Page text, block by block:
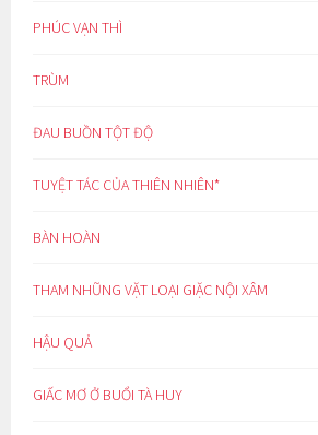
PHÚC VẠN THÌ
TRÙM
ĐAU BUỒN TỘT ĐỘ
TUYỆT TÁC CỦA THIÊN NHIÊN*
BÀN HOÀN
THAM NHŨNG VẶT LOẠI GIẶC NỘI XÂM
HẬU QUẢ
GIẤC MƠ Ở BUỔI TÀ HUY